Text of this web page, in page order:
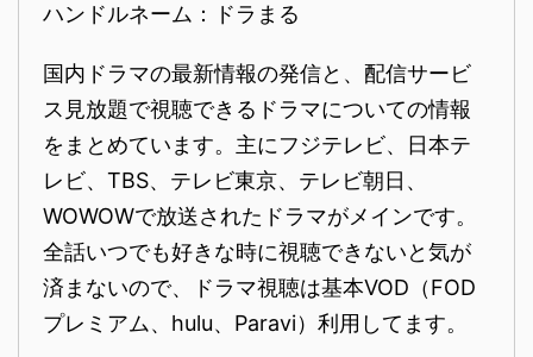
ハンドルネーム：ドラまる
国内ドラマの最新情報の発信と、配信サービ
ス見放題で視聴できるドラマについての情報
をまとめています。主にフジテレビ、日本テ
レビ、TBS、テレビ東京、テレビ朝日、
WOWOWで放送されたドラマがメインです。
全話いつでも好きな時に視聴できないと気が
済まないので、ドラマ視聴は基本VOD（FOD
プレミアム、hulu、Paravi）利用してます。